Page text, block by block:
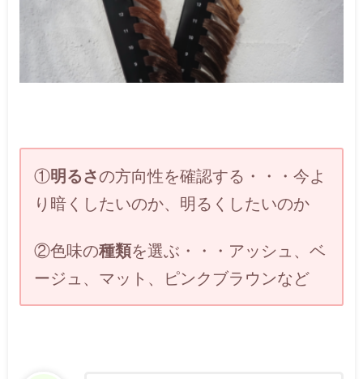
①明るさの方向性を確認する・・・今よ
り暗くしたいのか、明るくしたいのか
②色味の種類を選ぶ・・・アッシュ、ベ
ージュ、マット、ピンクブラウンなど